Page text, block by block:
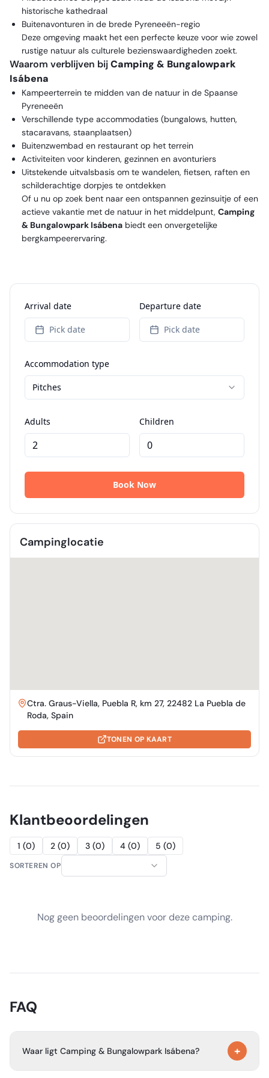
historische kathedraal
Buitenavonturen in de brede Pyreneeën-regio
Deze omgeving maakt het een perfecte keuze voor wie zowel
rustige natuur als culturele bezienswaardigheden zoekt.
Waarom verblijven bijCamping & Bungalowpark
Isábena
Kampeerterrein te midden van de natuur in de Spaanse
Pyreneeën
Verschillende type accommodaties (bungalows, hutten,
stacaravans, staanplaatsen)
Buitenzwembad en restaurant op het terrein
Activiteiten voor kinderen, gezinnen en avonturiers
Uitstekende uitvalsbasis om te wandelen, fietsen, raften en
schilderachtige dorpjes te ontdekken
Of u nu op zoek bent naar een ontspannen gezinsuitje of een
actieve vakantie met de natuur in het middelpunt, Camping
& Bungalowpark Isábena biedt een onvergetelijke
bergkampeerervaring.
Campinglocatie
Ctra. Graus-Viella, Puebla R, km 27, 22482 La Puebla de
Roda, Spain
TONEN OP KAART
Klantbeoordelingen
1 (0) 2 (0) 3 (0) 4 (0) 5 (0)
SORTEREN OP
Nog geen beoordelingen voor deze camping.
FAQ
Waar ligt Camping & Bungalowpark Isábena? +